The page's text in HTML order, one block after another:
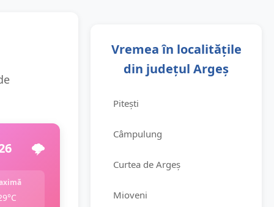
🌩️
Vremea în localitățile
din județul Argeș
Pitești
Câmpulung
Curtea de Argeș
Mioveni